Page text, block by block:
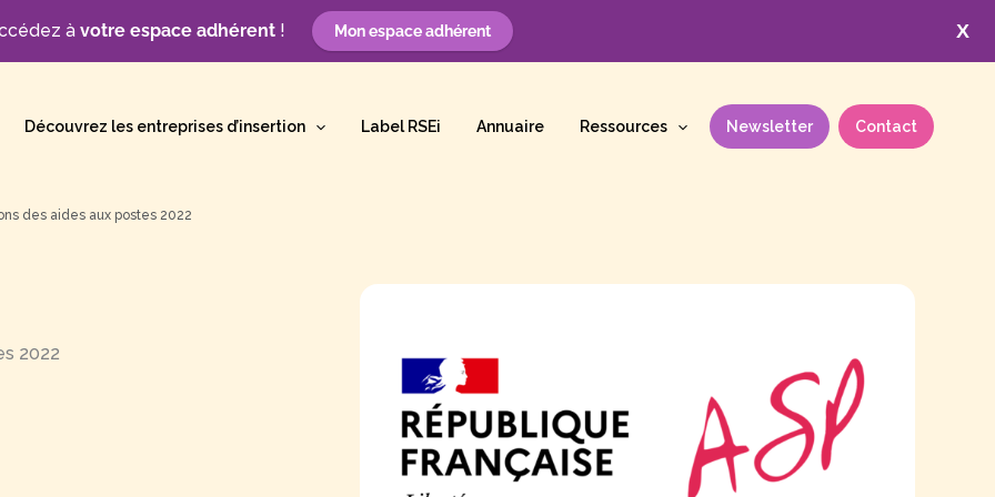
X
à votre espace adhérent! Mon espace adhérent
Découvrez les entreprises d’insertion Label RSEi Annuaire Ressources Newsletter Contact
des aides aux postes 2022
2022